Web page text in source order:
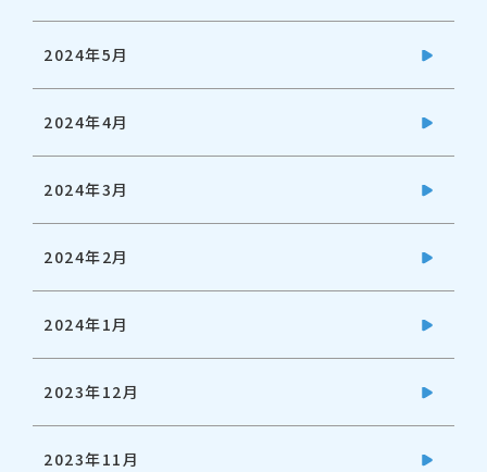
2024年5月
2024年4月
2024年3月
2024年2月
2024年1月
2023年12月
2023年11月